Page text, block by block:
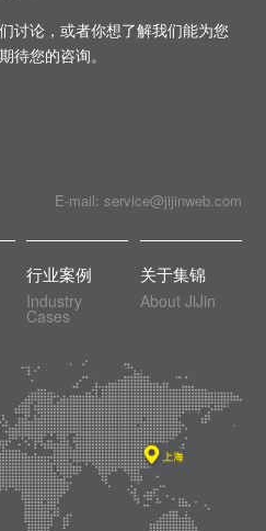
讨论，或者你想了解我们能为您
待您的咨询。
E-mail: service@jijinweb.com
行业案例
Industry
Cases
关于集锦
About JiJin